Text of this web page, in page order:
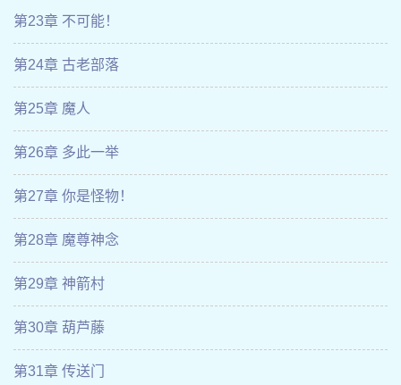
第23章 不可能！
第24章 古老部落
第25章 魔人
第26章 多此一举
第27章 你是怪物！
第28章 魔尊神念
第29章 神箭村
第30章 葫芦藤
第31章 传送门